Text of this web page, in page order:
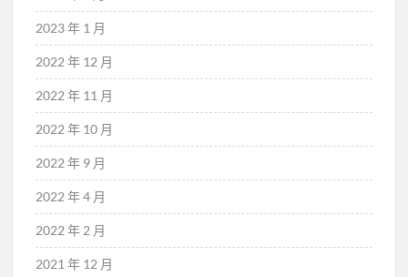
2023 年 1 月
2022 年 12 月
2022 年 11 月
2022 年 10 月
2022 年 9 月
2022 年 4 月
2022 年 2 月
2021 年 12 月